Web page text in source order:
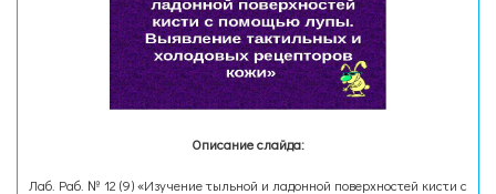
Описание слайда:
Лаб. Раб. № 12 (9) «Изучение тыльной и ладонной поверхностей кисти с